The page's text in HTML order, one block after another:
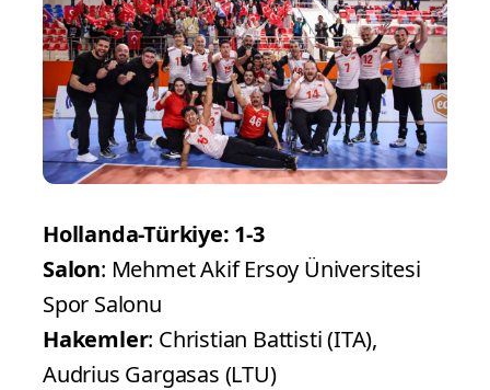
Hollanda-Türkiye: 1-3
Salon: Mehmet Akif Ersoy Üniversitesi
Spor Salonu
Hakemler: Christian Battisti (ITA),
Audrius Gargasas (LTU)